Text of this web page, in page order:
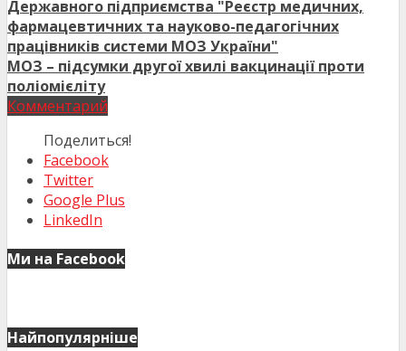
Державного підприємства "Реєстр медичних,
фармацевтичних та науково-педагогічних
працівників системи МОЗ України"
МОЗ – підсумки другої хвилі вакцинації проти
поліомієліту
Комментарий
Поделиться!
Facebook
Twitter
Google Plus
LinkedIn
Ми на Facebook
Найпопулярніше